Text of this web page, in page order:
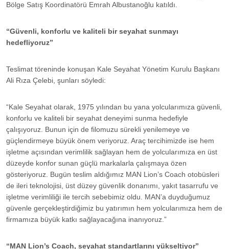
Bölge Satış Koordinatörü Emrah Albustanoğlu katıldı.
“Güvenli, konforlu ve kaliteli bir seyahat sunmayı
hedefliyoruz”
Teslimat töreninde konuşan Kale Seyahat Yönetim Kurulu Başkanı
Ali Rıza Çelebi, şunları söyledi:
“Kale Seyahat olarak, 1975 yılından bu yana yolcularımıza güvenli,
konforlu ve kaliteli bir seyahat deneyimi sunma hedefiyle
çalışıyoruz. Bunun için de filomuzu sürekli yenilemeye ve
güçlendirmeye büyük önem veriyoruz. Araç tercihimizde ise hem
işletme açısından verimlilik sağlayan hem de yolcularımıza en üst
düzeyde konfor sunan güçlü markalarla çalışmaya özen
gösteriyoruz. Bugün teslim aldığımız MAN Lion’s Coach otobüsleri
de ileri teknolojisi, üst düzey güvenlik donanımı, yakıt tasarrufu ve
işletme verimliliği ile tercih sebebimiz oldu. MAN’a duyduğumuz
güvenle gerçekleştirdiğimiz bu yatırımın hem yolcularımıza hem de
firmamıza büyük katkı sağlayacağına inanıyoruz.”
“MAN Lion’s Coach, seyahat standartlarını yükseltiyor”